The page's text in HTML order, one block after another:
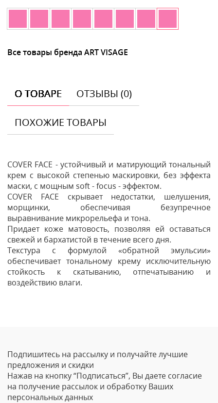
Все товары бренда ART VISAGE
О ТОВАРЕ ОТЗЫВЫ (0)
ПОХОЖИЕ ТОВАРЫ
COVER FACE - устойчивый и матирующий тональный
крем с высокой степенью маскировки, без эффекта
маски, с мощным soft - focus - эффектом.
COVER FACE скрывает недостатки, шелушения,
морщинки, обеспечивая безупречное
выравнивание микрорельефа и тона.
Придает коже матовость, позволяя ей оставаться
свежей и бархатистой в течение всего дня.
Текстура с формулой «обратной эмульсии»
обеспечивает тональному крему исключительную
стойкость к скатыванию, отпечатыванию и
воздействию влаги.
Ваше Имя
Email
Подпишитесь на рассылку и получайте лучшие
предложения и скидки
Нажав на кнопку “Подписаться”, Вы даете согласие
на получение рассылок и обработку Ваших
персональных данных